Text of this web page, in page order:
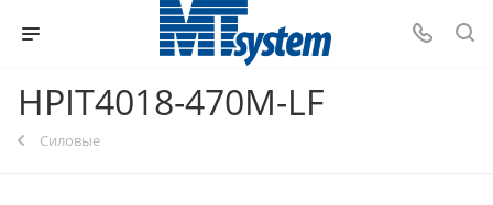
HPIT4018-470M-LF
Силовые